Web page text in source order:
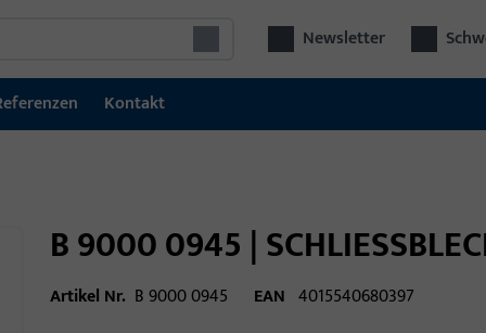
Newsletter
Kontakt
B 9000 0945 |
Artikel Nr. B 9000 0945 EAN 4015540680397